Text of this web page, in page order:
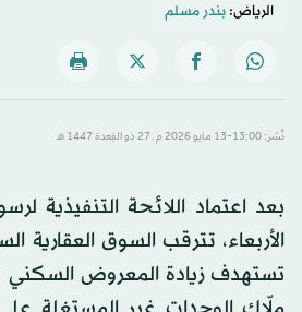
الرياض:بندر مسلم
نُشر: 13:00-13 مايو 2026 م ـ 27 ذو القِعدة 1447 هـ
بعد اعتماد اللائحة التنفيذية
الأربعاء، تترقب السوق العقارية
تستهدف زيادة المعروض السكني